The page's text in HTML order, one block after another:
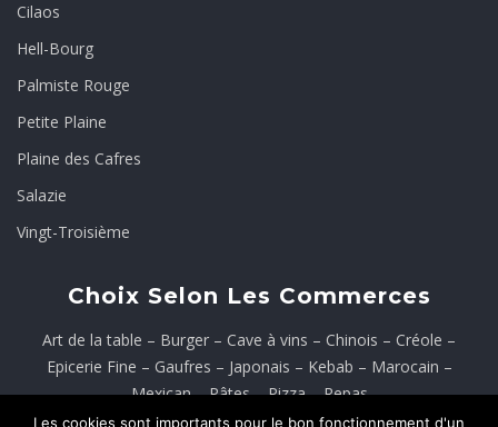
Cilaos
Hell-Bourg
Palmiste Rouge
Petite Plaine
Plaine des Cafres
Salazie
Vingt-Troisième
Choix Selon Les Commerces
Art de la table – Burger – Cave à vins – Chinois – Créole –
Epicerie Fine – Gaufres – Japonais – Kebab – Marocain –
Mexican–Pâtes–Pizza–Repas
Les cookies sont importants pour le bon fonctionnement d'un